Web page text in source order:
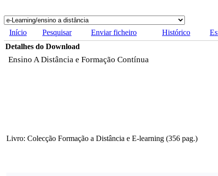
Início Pesquisar Enviar ficheiro Histórico
Detalhes do Download
Ensino A Distância e Formação Contínua
Livro: Colecção Formação a Distância e E-learning (356 pag.)